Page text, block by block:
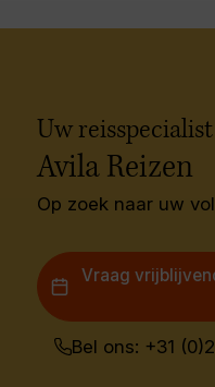
Uw reisspecialist
Avila Reizen
Op zoek naar uw
Vraag
Bel ons: +31